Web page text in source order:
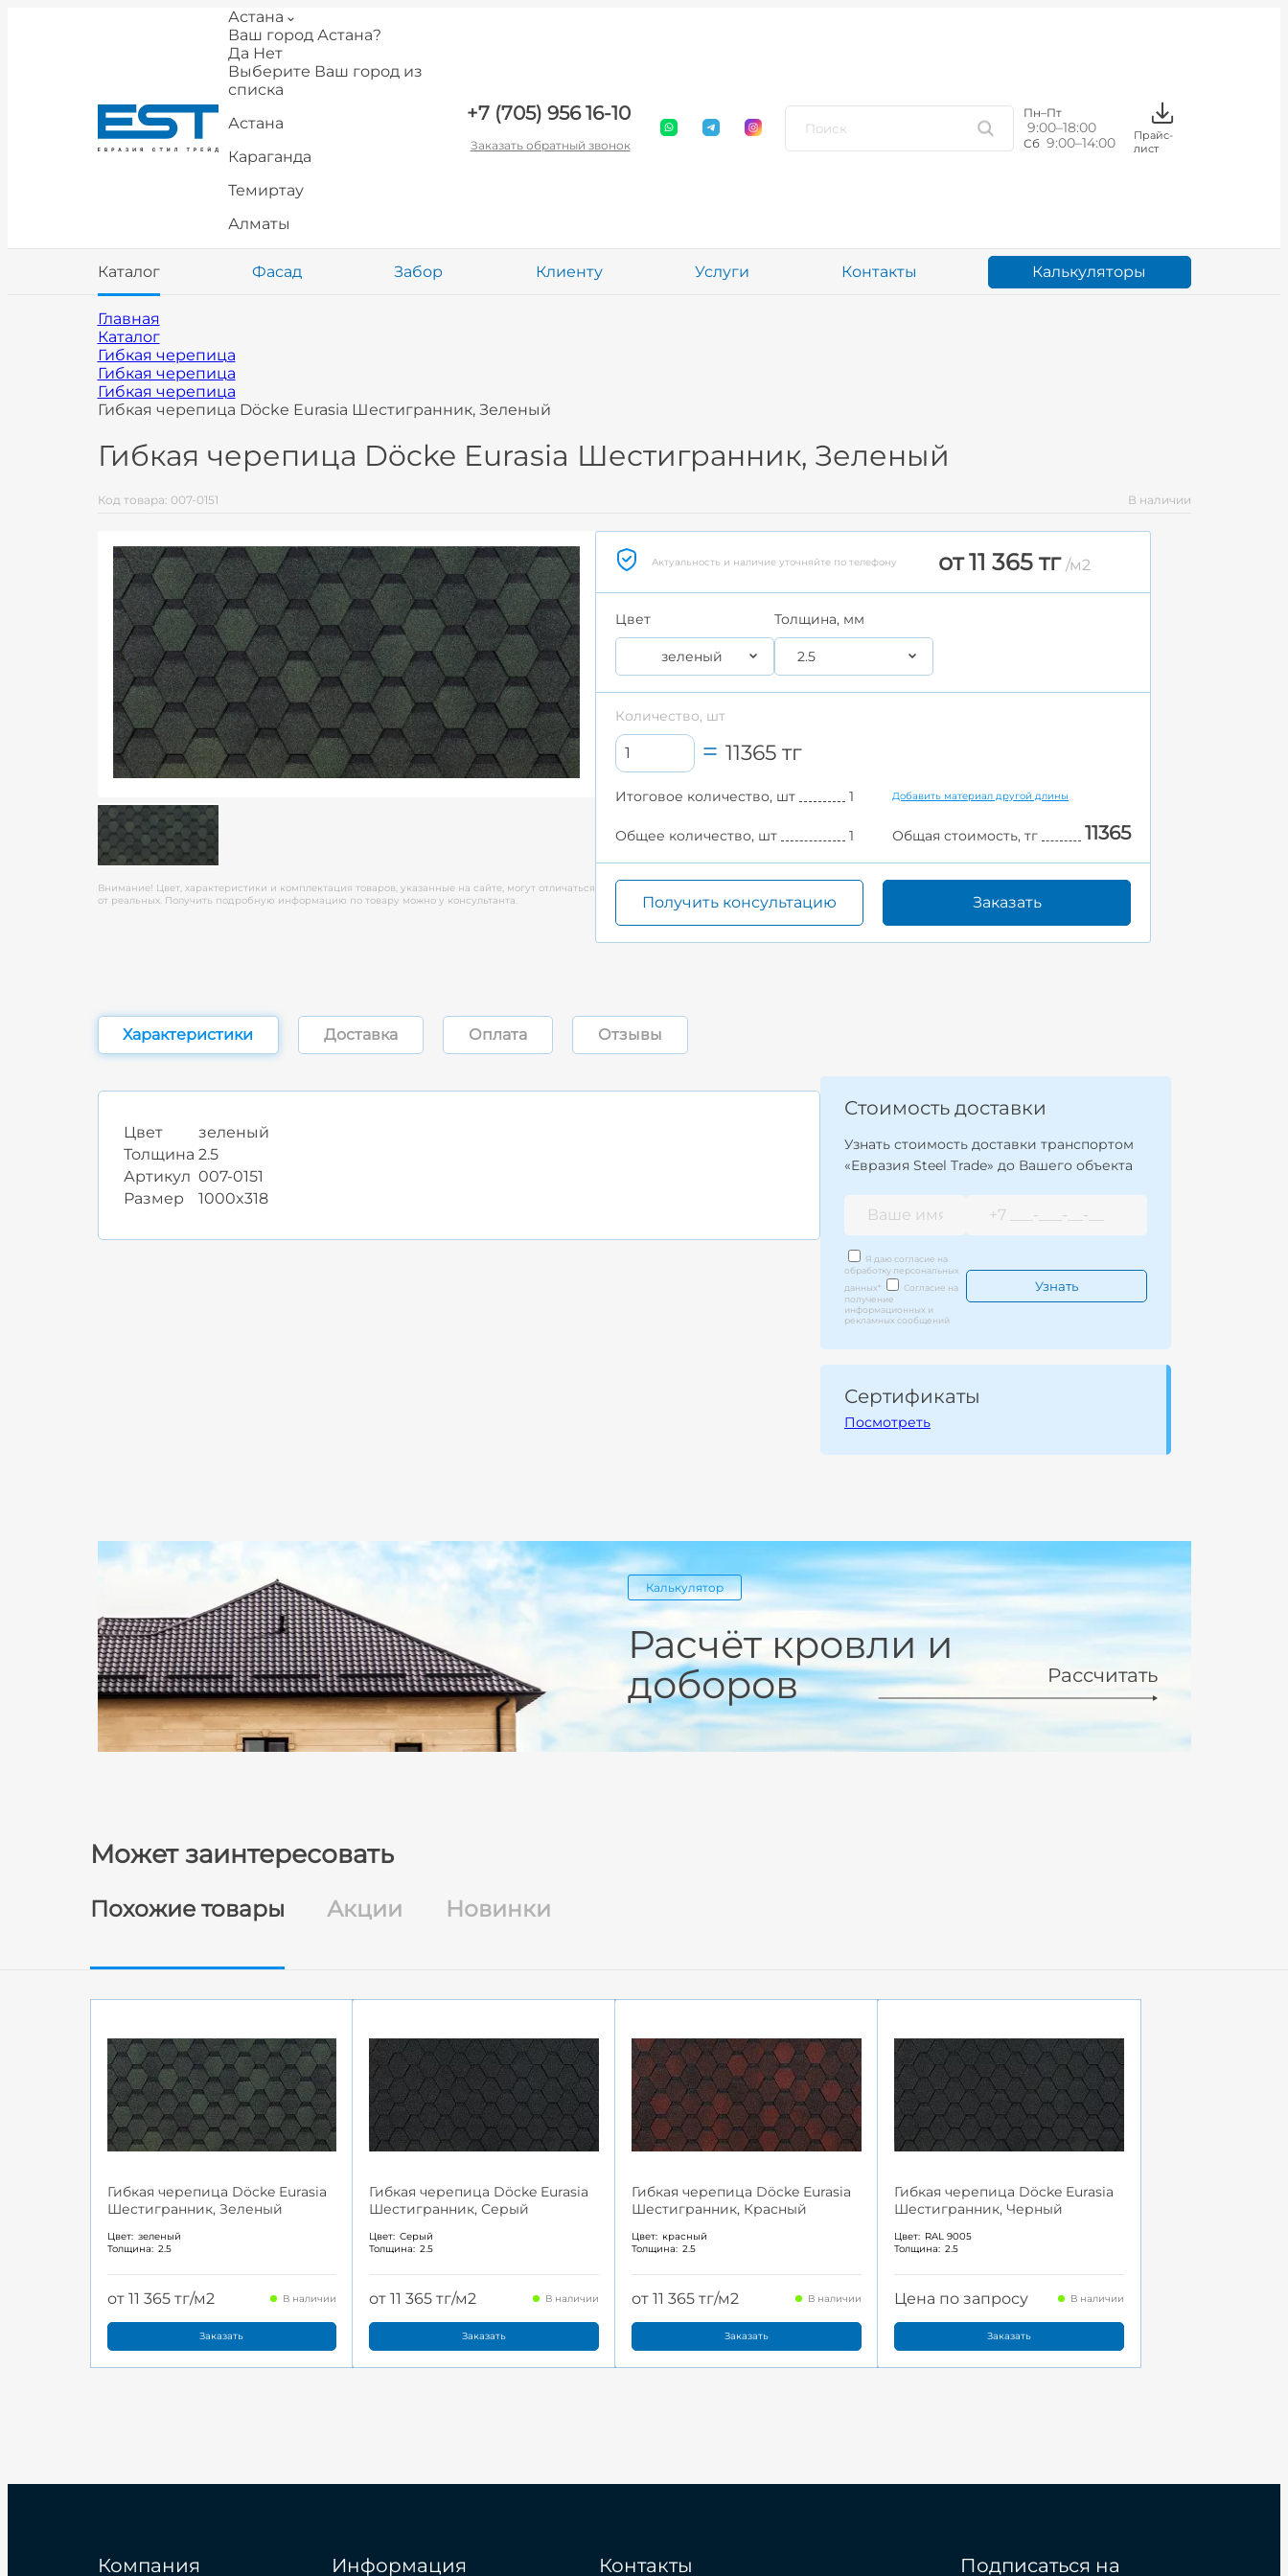
Астана
Ваш город Астана?
Да Нет
Выберите Ваш город из
списка
Астана
Караганда
Темиртау
Алматы
+7 (705) 956 16-10
Заказать обратный звонок
Пн–Пт
9:00–18:00
Сб 9:00–14:00
Прайс-
лист
Каталог Фасад Забор Клиенту Услуги Контакты Калькуляторы
Главная
Каталог
Гибкая черепица
Гибкая черепица
Гибкая черепица
Гибкая черепица Döcke Eurasia Шестигранник, Зеленый
Гибкая черепица Döcke Eurasia Шестигранник, Зеленый
Код товара: 007-0151 В наличии
Внимание! Цвет, характеристики и комплектация товаров, указанные на сайте, могут отличаться
от реальных. Получить подробную информацию по товару можно у консультанта.
Актуальность и наличие уточняйте по телефону от 11 365 тг /м2
Цвет
зеленый
Толщина, мм
2.5
Количество, шт
11365 тг
Итоговое количество, шт 1 Добавить материал другой длины
Общее количество, шт 1 Общая стоимость, тг 11365
Получить консультацию Заказать
Характеристики Доставка Оплата Отзывы
Цвет
зеленый
Толщина 2.5
Артикул 007-0151
Размер
1000x318
Стоимость доставки
Узнать стоимость доставки транспортом
«Евразия Steel Trade» до Вашего объекта
Я даю согласие на
обработку персональных
данных*
Согласие на
получение
информационных и
рекламных сообщений
Сертификаты
Посмотреть
Калькулятор
Расчёт кровли и
доборов
Рассчитать
Может заинтересовать
Похожие товары Акции Новинки
Гибкая черепица Döcke Eurasia
Шестигранник, Зеленый
Цвет: зеленый
Толщина: 2.5
от 11 365 тг/м2 В наличии
Заказать
Гибкая черепица Döcke Eurasia
Шестигранник, Серый
Цвет: Серый
Толщина: 2.5
от 11 365 тг/м2 В наличии
Заказать
Гибкая черепица Döcke Eurasia
Шестигранник, Красный
Цвет: красный
Толщина: 2.5
от 11 365 тг/м2 В наличии
Заказать
Гибкая черепица Döcke Eurasia
Шестигранник, Черный
Цвет: RAL 9005
Толщина: 2.5
Цена по запросу В наличии
Заказать
Компания Информация Контакты Подписаться на